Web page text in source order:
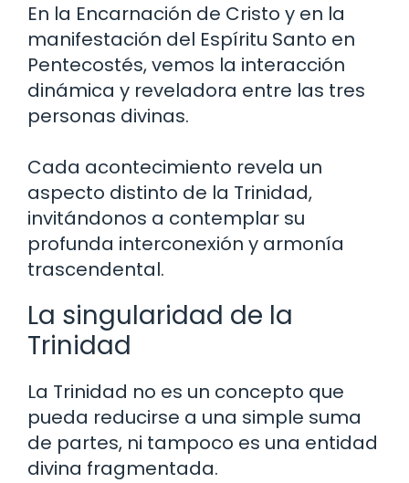
En la Encarnación de Cristo y en la
manifestación del Espíritu Santo en
Pentecostés, vemos la interacción
dinámica y reveladora entre las tres
personas divinas.
Cada acontecimiento revela un
aspecto distinto de la Trinidad,
invitándonos a contemplar su
profunda interconexión y armonía
trascendental.
La singularidad de la
Trinidad
La Trinidad no es un concepto que
pueda reducirse a una simple suma
de partes, ni tampoco es una entidad
divina fragmentada.